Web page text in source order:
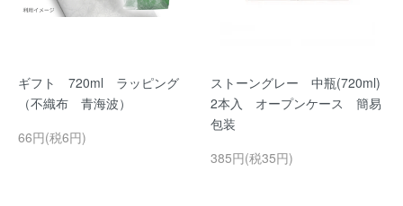
ギフト 720ml ラッピング
（不織布 青海波）
66円(税6円)
ストーングレー 中瓶(720ml)
2本入 オープンケース 簡易
包装
385円(税35円)